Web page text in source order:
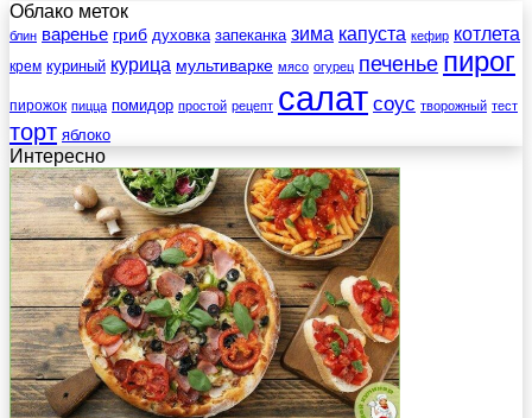
Облако меток
блин варенье гриб духовка запеканка зима капуста кефир котлета
крем куриный курица мультиварке мясо огурец печенье пирог
пирожок пицца помидор простой рецепт салат соус творожный тест
торт яблоко
Интересно